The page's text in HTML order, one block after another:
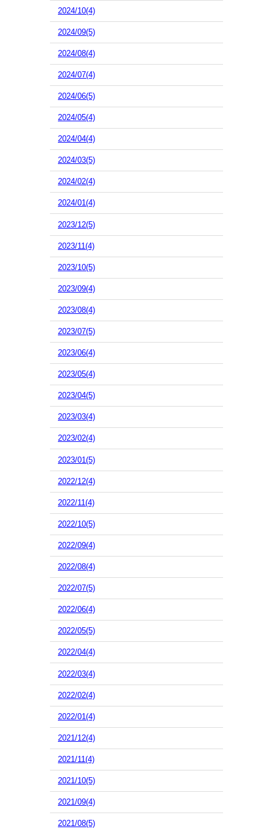
2024/10(4)
2024/09(5)
2024/08(4)
2024/07(4)
2024/06(5)
2024/05(4)
2024/04(4)
2024/03(5)
2024/02(4)
2024/01(4)
2023/12(5)
2023/11(4)
2023/10(5)
2023/09(4)
2023/08(4)
2023/07(5)
2023/06(4)
2023/05(4)
2023/04(5)
2023/03(4)
2023/02(4)
2023/01(5)
2022/12(4)
2022/11(4)
2022/10(5)
2022/09(4)
2022/08(4)
2022/07(5)
2022/06(4)
2022/05(5)
2022/04(4)
2022/03(4)
2022/02(4)
2022/01(4)
2021/12(4)
2021/11(4)
2021/10(5)
2021/09(4)
2021/08(5)